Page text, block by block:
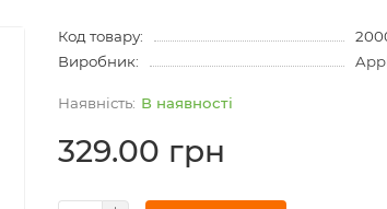
Код товару:
Виробник:
В наявності
329.00 грн